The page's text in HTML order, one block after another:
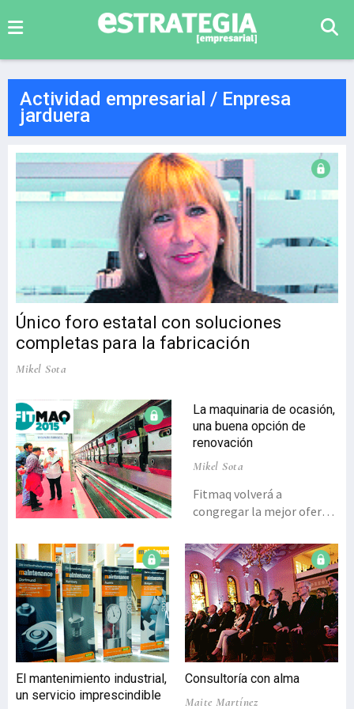
Actividad empresarial / Enpresa
jarduera
Único foro estatal con soluciones
completas para la fabricación
Mikel Sota
La maquinaria de ocasión,
una buena opción de
renovación
Mikel Sota
Fitmaq volverá a
congregar la mejor oferta
con el sector de la
máquina-herramienta
como principal
protagonista.Los
expositores de la segunda
edición de esta feria
especializada serán
venta de maquinaria, fa-
bricantes e importadores
El mantenimiento industrial,
un servicio imprescindible
Consultoría con alma
Maite Martínez